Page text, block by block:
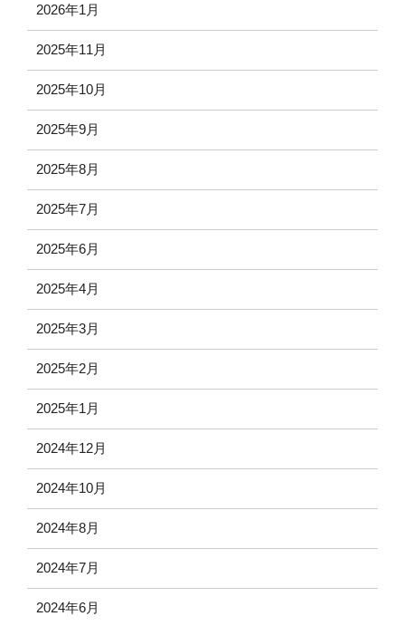
2026年1月
2025年11月
2025年10月
2025年9月
2025年8月
2025年7月
2025年6月
2025年4月
2025年3月
2025年2月
2025年1月
2024年12月
2024年10月
2024年8月
2024年7月
2024年6月